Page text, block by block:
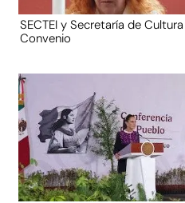
SECTEI y Secretaría de
Convenio